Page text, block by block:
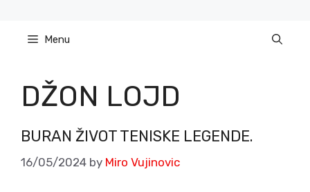
content Menu
DŽON LOJD
BURAN ŽIVOT TENISKE LEGENDE.
16/05/2024 by Miro Vujinovic